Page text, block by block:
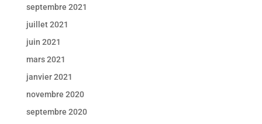
septembre 2021
juillet 2021
juin 2021
mars 2021
janvier 2021
novembre 2020
septembre 2020